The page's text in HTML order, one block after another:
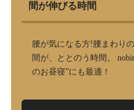
間が伸びる時間
腰が気になる方!腰まわり
間が、ととのう時間。
のお昼寝”にも最適！